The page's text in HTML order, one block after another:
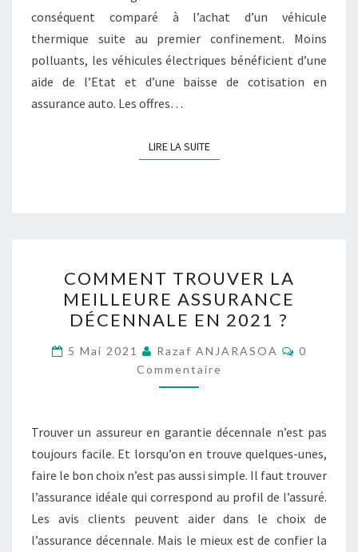
conséquent comparé à l’achat d’un véhicule
thermique suite au premier confinement. Moins
polluants, les véhicules électriques bénéficient d’une
aide de l’Etat et d’une baisse de cotisation en
assurance auto. Les offres…
LIRE LA SUITELIRE LA SUITE
TROUVER
LA
MEILLEURE
ASSURANCE
DÉCENNALE
EN
?
COMMENT TROUVER LA
MEILLEURE ASSURANCE
DÉCENNALE EN 2021 ?
5 Mai 2021 Razaf ANJARASOA
0
Commentaire
Trouver un assureur en garantie décennale n’est pas
toujours facile. Et lorsqu’on en trouve quelques-unes,
faire le bon choix n’est pas aussi simple. Il faut trouver
l’assurance idéale qui correspond au profil de l’assuré.
Les avis clients peuvent aider dans le choix de
l’assurance décennale. Mais le mieux est de confier la